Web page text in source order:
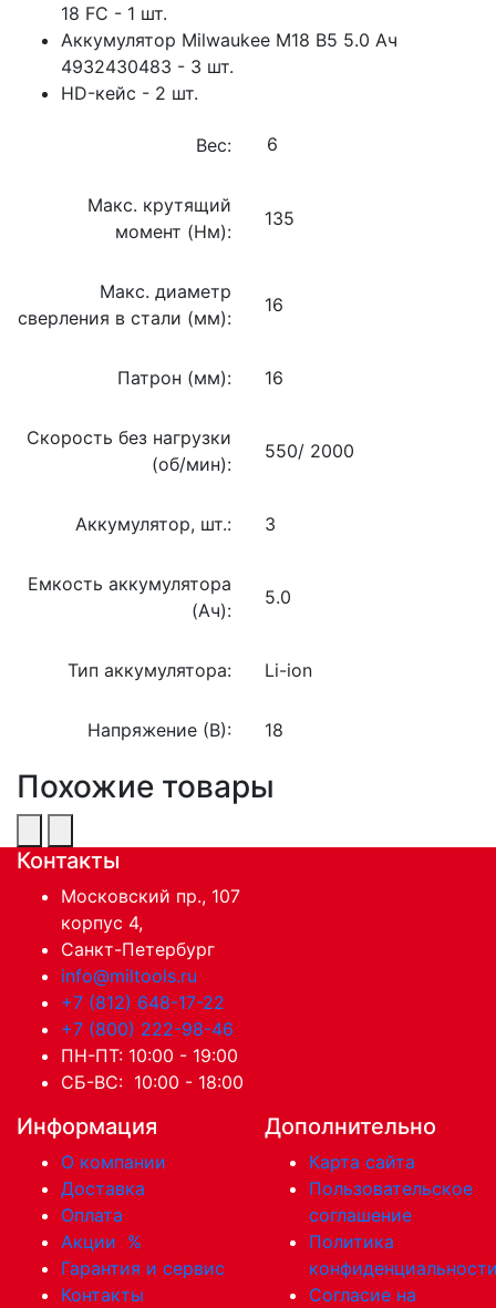
18 FC - 1 шт.
Аккумулятор Milwaukee M18 B5 5.0 Ач
4932430483 - 3 шт.
HD-кейс - 2 шт.
Вес:
Макс. крутящий
момент (Нм):
135
Макс. диаметр
сверления в стали (мм):
16
Патрон (мм): 16
Скорость без нагрузки
(об/мин):
550/ 2000
Аккумулятор, шт.: 3
Емкость аккумулятора
(Ач):
5.0
Тип аккумулятора: Li-ion
Напряжение (В): 18
Похожие товары
Контакты
Московский пр., 107
корпус 4,
Санкт-Петербург
info@miltools.ru
+7 (812) 648-17-22
+7 (800) 222-98-46
ПН-ПТ: 10:00 - 19:00
СБ-ВС: 10:00 - 18:00
Информация
О компании
Доставка
Оплата
Акции %
Гарантия и сервис
Контакты
Дополнительно
Карта сайта
Пользовательское
соглашение
Политика
Согласие на